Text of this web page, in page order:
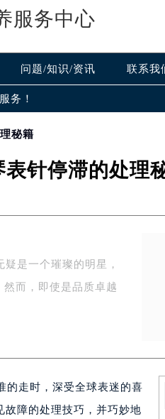
服务中心
问题/知识/资讯 联系我
务！
秘籍
针停滞的处理
是一个璀璨的明星，
而，即使是品质卓越
的走时，深受全球表迷的喜
故障的处理技巧，并巧妙地